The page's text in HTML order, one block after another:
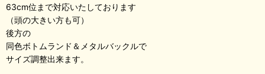
63cm位まで対応いたしております
（頭の大きい方も可）
後方の
同色ボトムランド＆メタルバックルで
サイズ調整出来ます。